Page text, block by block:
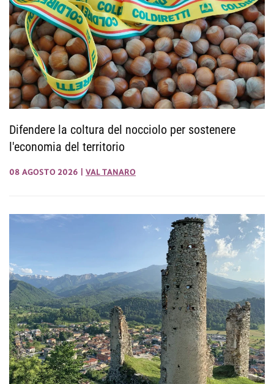
Difendere la coltura del nocciolo per sostenere
l'economia del territorio
08 AGOSTO 2026 VAL TANARO